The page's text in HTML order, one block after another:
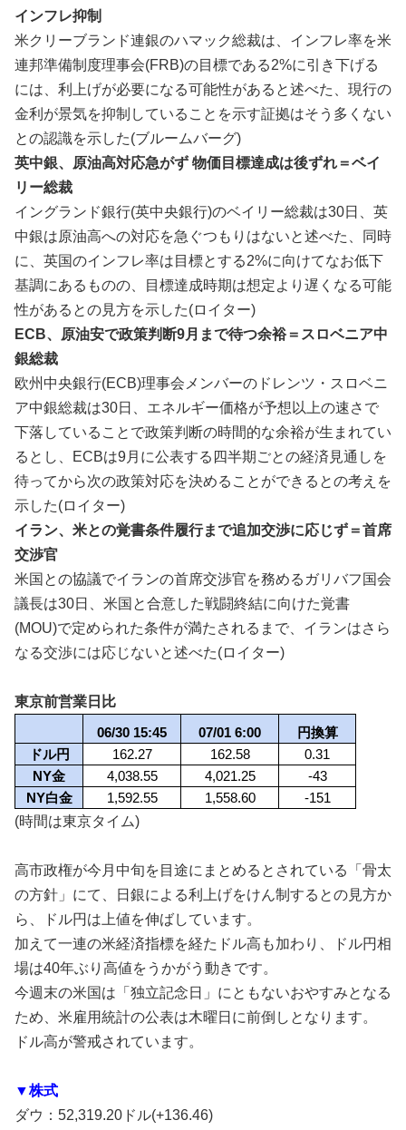
インフレ抑制
米クリーブランド連銀のハマック総裁は、インフレ率を米
連邦準備制度理事会(FRB)の目標である2%に引き下げる
には、利上げが必要になる可能性があると述べた、現行の
金利が景気を抑制していることを示す証拠はそう多くない
との認識を示した(ブルームバーグ)
英中銀、原油高対応急がず 物価目標達成は後ずれ＝ベイ
リー総裁
イングランド銀行(英中央銀行)のベイリー総裁は30日、英
中銀は原油高への対応​を急ぐつもりはないと述べた、同時
に、‌英国のインフレ率は目標とする2%に向けてなお低下
基調にあるものの、目標達成時期は想定より遅くなる可能
性が​あるとの見方を示した(ロイター)
ECB、原油安で政策判断9月まで待つ余裕＝スロベニア中
銀総裁
欧州中央銀行(ECB)理事会メンバーのドレンツ・スロベニ
ア中銀総裁は30日、エネルギー価‌格が予想以上の速さで
下落していることで政策判断の⁠時間的な余裕が生まれてい
るとし、ECBは9月に公表する四半期ごとの経済見通しを
待ってから次の政策対応を決めることができる​との考えを
示した(ロイター)
イラン、米との覚書条件履行まで追加交渉に応じず＝首席
交渉官
米国との協議でイラ​ンの首席交渉官を‌務めるガリバフ国会
議長は30日、米国と合​意した戦闘終結に​向けた覚書
(MOU)で定⁠められた条件​が満たされるまで、イ​ランはさら
なる交渉には応じないと述べ​た(ロイター)
東京前営業日比
06/30 15:45 07/01 6:00
円換算
ドル円
162.27 162.58
0.31
NY金
4,038.55 4,021.25
-43
NY白金
1,592.55 1,558.60 -151
(時間は東京タイム)
高市政権が今月中旬を目途にまとめるとされている「骨太
の方針」にて、日銀による利上げをけん制するとの見方か
ら、ドル円は上値を伸ばしています。
加えて一連の米経済指標を経たドル高も加わり、ドル円相
場は40年ぶり高値をうかがう動きです。
今週末の米国は「独立記念日」にともないおやすみとなる
ため、米雇用統計の公表は木曜日に前倒しとなります。
ドル高が警戒されています。
▼株式
ダウ：52,319.20ドル(+136.46)